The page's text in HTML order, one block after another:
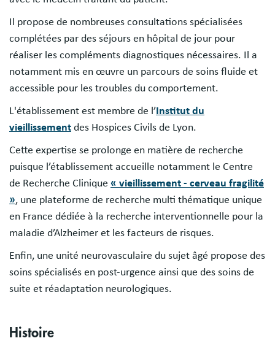
Il propose de nombreuses consultations spécialisées
complétées par des séjours en hôpital de jour pour
réaliser les compléments diagnostiques nécessaires. Il a
notamment mis en œuvre un parcours de soins fluide et
accessible pour les troubles du comportement.
L'établissement est membre de l’Institut du
vieillissement des Hospices Civils de Lyon.
Cette expertise se prolonge en matière de recherche
puisque l’établissement accueille notamment le Centre
de Recherche Clinique « vieillissement - cerveau fragilité
», une plateforme de recherche multi thématique unique
en France dédiée à la recherche interventionnelle pour la
maladie d’Alzheimer et les facteurs de risques.
Enfin, une unité neurovasculaire du sujet âgé propose des
soins spécialisés en post-urgence ainsi que des soins de
suite et réadaptation neurologiques.
Histoire